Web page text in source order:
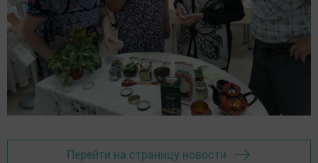
Перейти на страницу новости